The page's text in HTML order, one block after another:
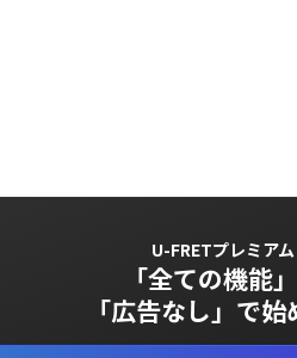
U-FRETプレミアム
「全ての機能
「広告なし」で始